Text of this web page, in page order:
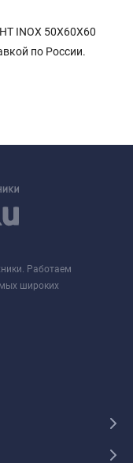
INOX 50X60X60
по России.
Работаем
широких